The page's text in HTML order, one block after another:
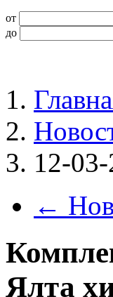
от
до
12-
←
Ялта